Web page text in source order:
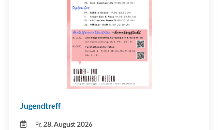
Jugendtreff
Fr, 28. August 2026